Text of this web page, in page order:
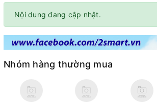
Nội dung đang cập nhật.
Nhóm hàng thường mua